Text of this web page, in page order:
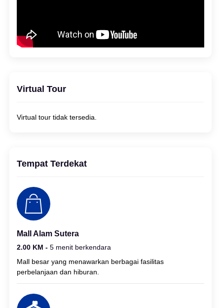
Virtual Tour
Virtual tour tidak tersedia.
Tempat Terdekat
Mall Alam Sutera
2.00 KM - 5 menit berkendara
Mall besar yang menawarkan berbagai fasilitas
perbelanjaan dan hiburan.